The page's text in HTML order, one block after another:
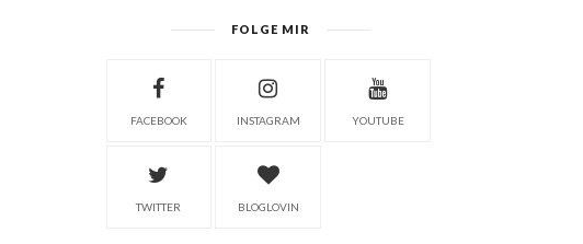
FOLGE MIR
FACEBOOK INSTAGRAM YOUTUBE
TWITTER BLOGLOVIN